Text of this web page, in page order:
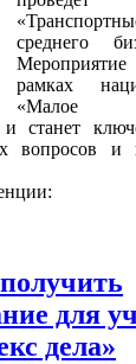
среднего
рамках
и станет
вопросов и
для
дела»